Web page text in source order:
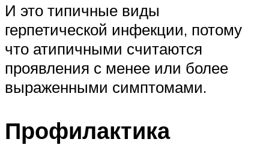
И это типичные виды
герпетической инфекции, потому
что атипичными считаются
проявления с менее или более
выраженными симптомами.
Профилактика